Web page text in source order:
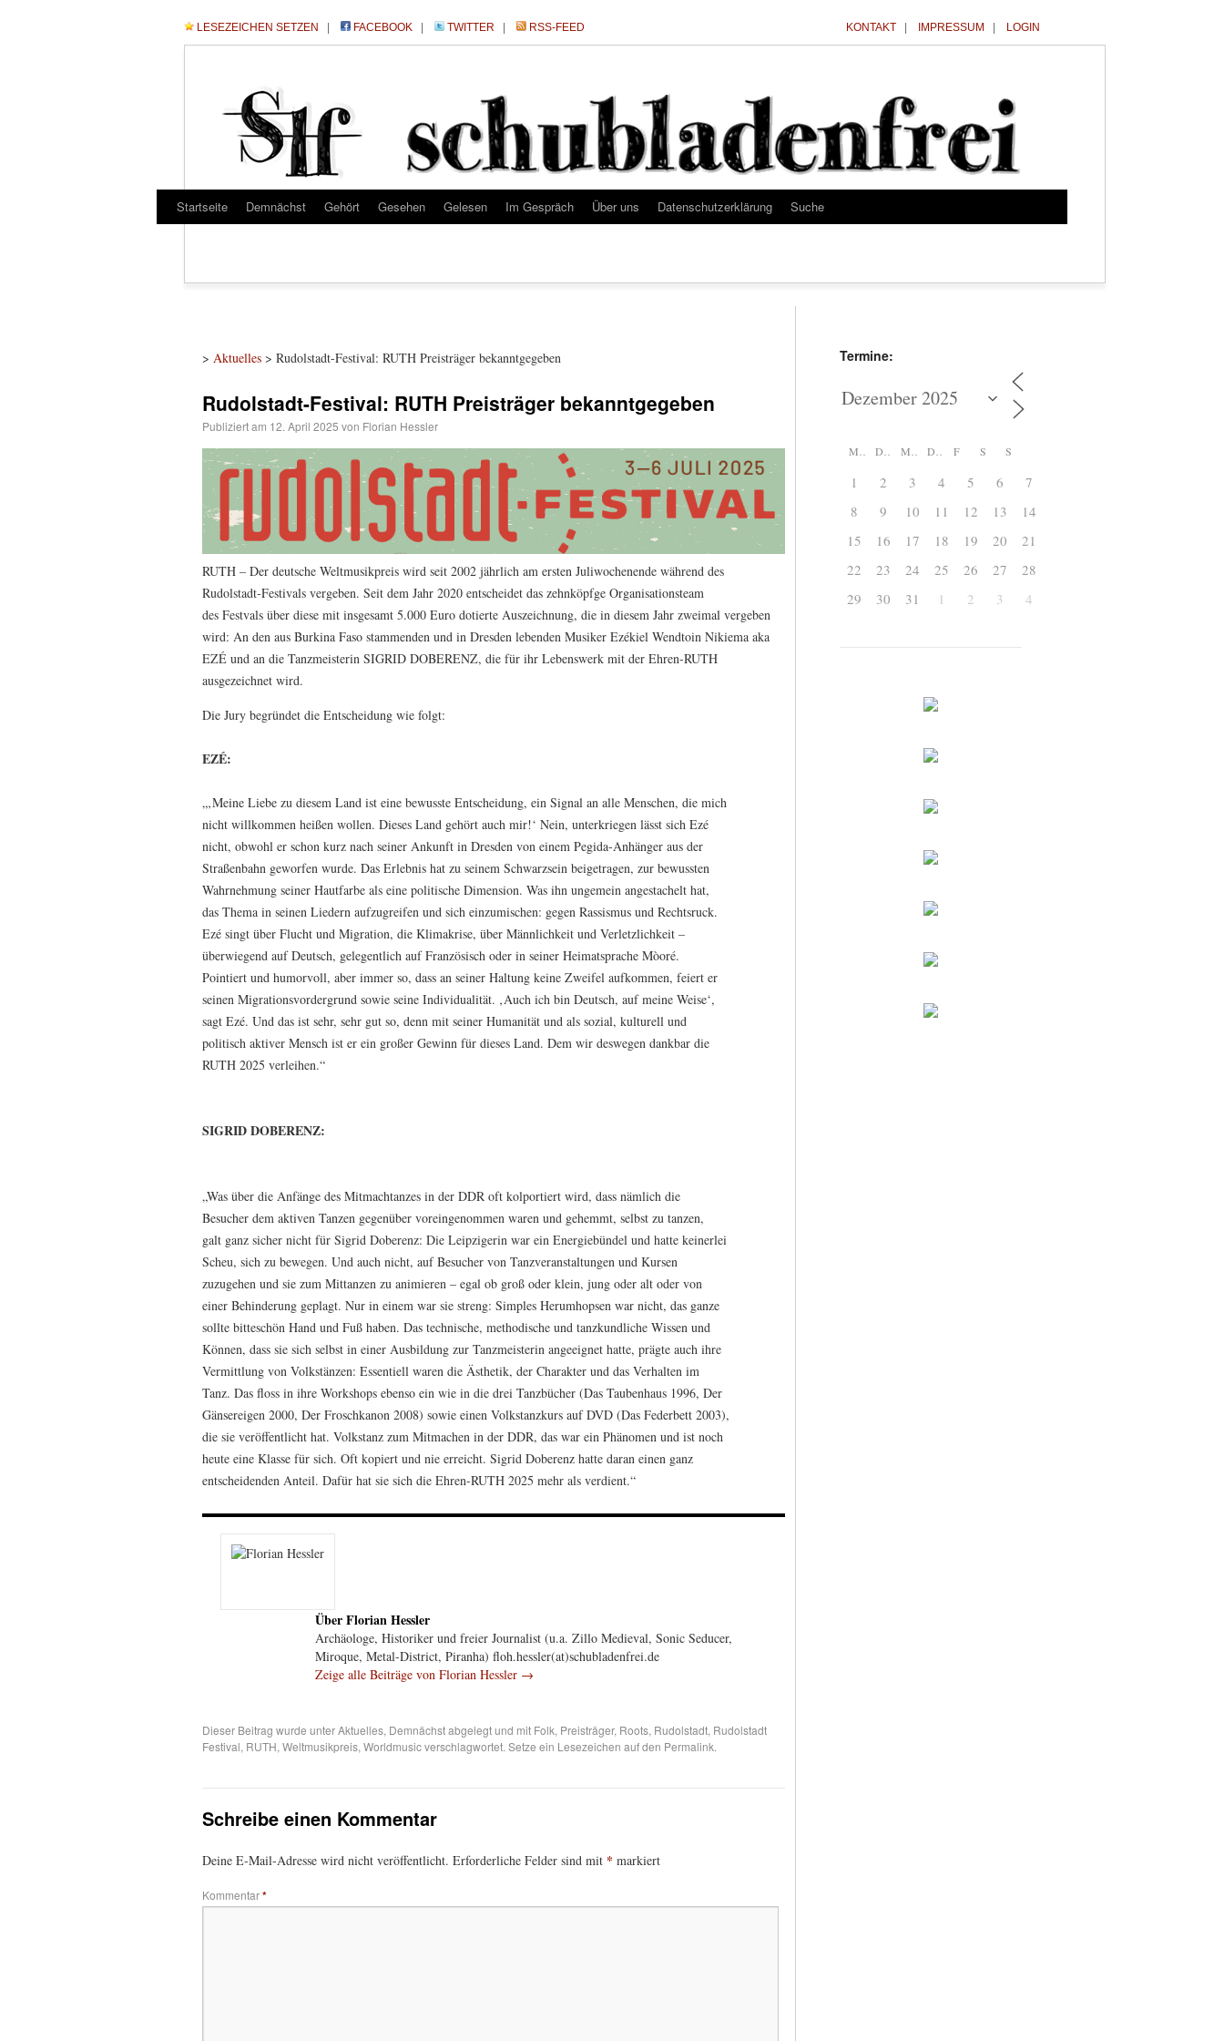
LESEZEICHEN SETZEN FACEBOOK TWITTER RSS-FEED KONTAKT IMPRESSUM LOGIN
Startseite Demnächst Gehört Gesehen Gelesen Im Gespräch Über uns Datenschutzerklärung Suche
> Aktuelles > Rudolstadt-Festival: RUTH Preisträger bekanntgegeben
Rudolstadt-Festival: RUTH Preisträger bekanntgegeben
Publiziert am 12. April 2025 von Florian Hessler
RUTH – Der deutsche Weltmusikpreis wird seit 2002 jährlich am ersten Juliwochenende während des
Rudolstadt-Festivals vergeben. Seit dem Jahr 2020 entscheidet das zehnköpfge Organisationsteam
des Festvals über diese mit insgesamt 5.000 Euro dotierte Auszeichnung, die in diesem Jahr zweimal vergeben
wird: An den aus Burkina Faso stammenden und in Dresden lebenden Musiker Ezékiel Wendtoin Nikiema aka
EZÉ und an die Tanzmeisterin SIGRID DOBERENZ, die für ihr Lebenswerk mit der Ehren-RUTH
ausgezeichnet wird.
Die Jury begründet die Entscheidung wie folgt:
EZÉ:
„‚Meine Liebe zu diesem Land ist eine bewusste Entscheidung, ein Signal an alle Menschen, die mich
nicht willkommen heißen wollen. Dieses Land gehört auch mir!‘ Nein, unterkriegen lässt sich Ezé
nicht, obwohl er schon kurz nach seiner Ankunft in Dresden von einem Pegida-Anhänger aus der
Straßenbahn geworfen wurde. Das Erlebnis hat zu seinem Schwarzsein beigetragen, zur bewussten
Wahrnehmung seiner Hautfarbe als eine politische Dimension. Was ihn ungemein angestachelt hat,
das Thema in seinen Liedern aufzugreifen und sich einzumischen: gegen Rassismus und Rechtsruck.
Ezé singt über Flucht und Migration, die Klimakrise, über Männlichkeit und Verletzlichkeit –
überwiegend auf Deutsch, gelegentlich auf Französisch oder in seiner Heimatsprache Mòoré.
Pointiert und humorvoll, aber immer so, dass an seiner Haltung keine Zweifel aufkommen, feiert er
seinen Migrationsvordergrund sowie seine Individualität. ‚Auch ich bin Deutsch, auf meine Weise‘,
sagt Ezé. Und das ist sehr, sehr gut so, denn mit seiner Humanität und als sozial, kulturell und
politisch aktiver Mensch ist er ein großer Gewinn für dieses Land. Dem wir deswegen dankbar die
RUTH 2025 verleihen.“
SIGRID DOBERENZ:
„Was über die Anfänge des Mitmachtanzes in der DDR oft kolportiert wird, dass nämlich die
Besucher dem aktiven Tanzen gegenüber voreingenommen waren und gehemmt, selbst zu tanzen,
galt ganz sicher nicht für Sigrid Doberenz: Die Leipzigerin war ein Energiebündel und hatte keinerlei
Scheu, sich zu bewegen. Und auch nicht, auf Besucher von Tanzveranstaltungen und Kursen
zuzugehen und sie zum Mittanzen zu animieren – egal ob groß oder klein, jung oder alt oder von
einer Behinderung geplagt. Nur in einem war sie streng: Simples Herumhopsen war nicht, das ganze
sollte bitteschön Hand und Fuß haben. Das technische, methodische und tanzkundliche Wissen und
Können, dass sie sich selbst in einer Ausbildung zur Tanzmeisterin angeeignet hatte, prägte auch ihre
Vermittlung von Volkstänzen: Essentiell waren die Ästhetik, der Charakter und das Verhalten im
Tanz. Das floss in ihre Workshops ebenso ein wie in die drei Tanzbücher (Das Taubenhaus 1996, Der
Gänsereigen 2000, Der Froschkanon 2008) sowie einen Volkstanzkurs auf DVD (Das Federbett 2003),
die sie veröffentlicht hat. Volkstanz zum Mitmachen in der DDR, das war ein Phänomen und ist noch
heute eine Klasse für sich. Oft kopiert und nie erreicht. Sigrid Doberenz hatte daran einen ganz
entscheidenden Anteil. Dafür hat sie sich die Ehren-RUTH 2025 mehr als verdient.“
Über Florian Hessler
Archäologe, Historiker und freier Journalist (u.a. Zillo Medieval, Sonic Seducer,
Miroque, Metal-District, Piranha) floh.hessler(at)schubladenfrei.de
Zeige alle Beiträge von Florian Hessler →
Dieser Beitrag wurde unterAktuelles, Demnächstabgelegt und mit Folk, Preisträger, Roots, Rudolstadt, Rudolstadt
Festival, RUTH, Weltmusikpreis, Worldmusicverschlagwortet. Setze ein Lesezeichen auf den Permalink.
Schreibe einen Kommentar
Deine E-Mail-Adresse wird nicht veröffentlicht. Erforderliche Felder sind mit * markiert
Kommentar*
Termine:
F S S
1 2 3 4 5 6
7
8
9 10 11 12 13
14
15
16 17 18 19 20
21
22
23 24 25 26 27
28
29
30 31 1 2 3 4